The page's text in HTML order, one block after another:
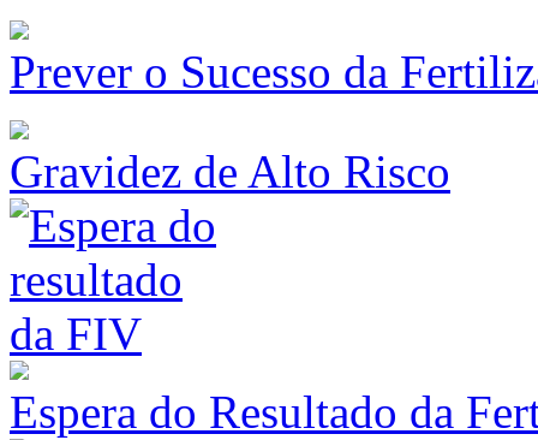
Prever o Sucesso da
Gravidez de Alto Risco
Espera do Resultado da